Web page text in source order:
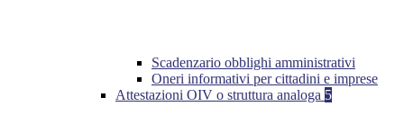
Scadenzario obblighi amministrativi
Oneri informativi per cittadini e imprese
Attestazioni OIV o struttura analoga 5